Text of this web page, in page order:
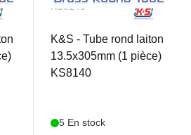
KS8140
K&S - Tube rond laiton
13.5x305mm (1 pièce)
KS8140
5 En stock